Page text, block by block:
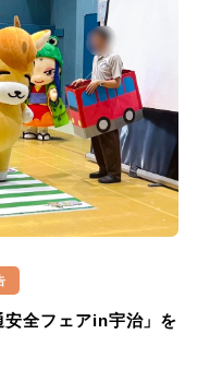
全フェアin宇治」を